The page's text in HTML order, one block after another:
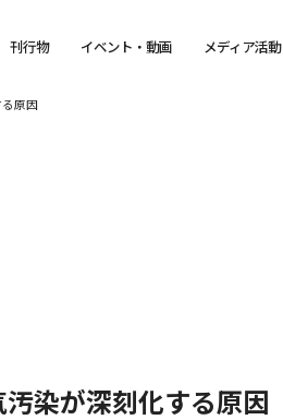
刊行物 イベント・動画 メディア活動
原因
染が深刻化する原因